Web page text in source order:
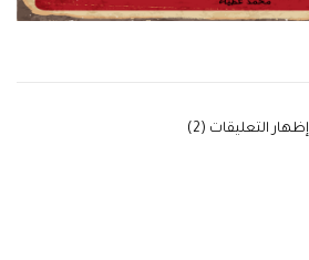
‫إظهار التعليقات (2)